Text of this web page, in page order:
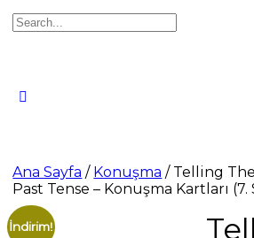
Search
for:
Ana Sayfa / Konuşma / Telling
Past Tense – Konuşma Kartları (7.
İndirim!